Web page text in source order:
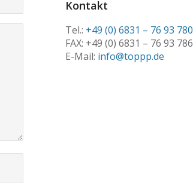
Kontakt
Tel.: +49 (0) 6831 – 76 93 780
FAX: +49 (0) 6831 – 76 93 786
E-Mail: info@toppp.de